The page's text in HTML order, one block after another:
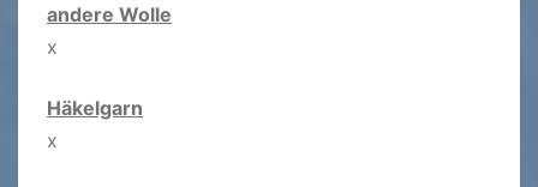
andere Wolle
x
Häkelgarn
x